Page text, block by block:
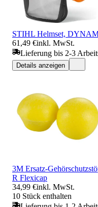
STIHL Helmset,
61,49 €inkl. MwSt.
Lieferung bis 2-3
Details anzeigen
3M Ersatz-
R Flexicap
34,99 €inkl. MwSt.
10 Stück enthalten